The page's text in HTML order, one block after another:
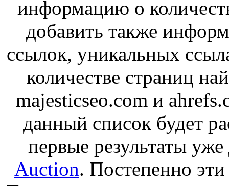
информацию о
добавить также
ссылок, уникальных
количестве страниц
majesticseo.com и
данный список будет
первые результаты
Auction. Постепенно